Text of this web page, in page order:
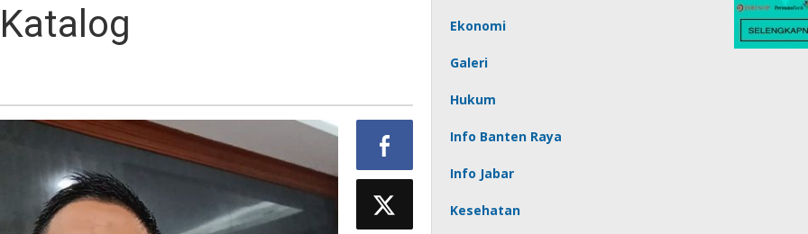
Ekonomi
Galeri
Hukum
Info Banten Raya
Info Jabar
Kesehatan